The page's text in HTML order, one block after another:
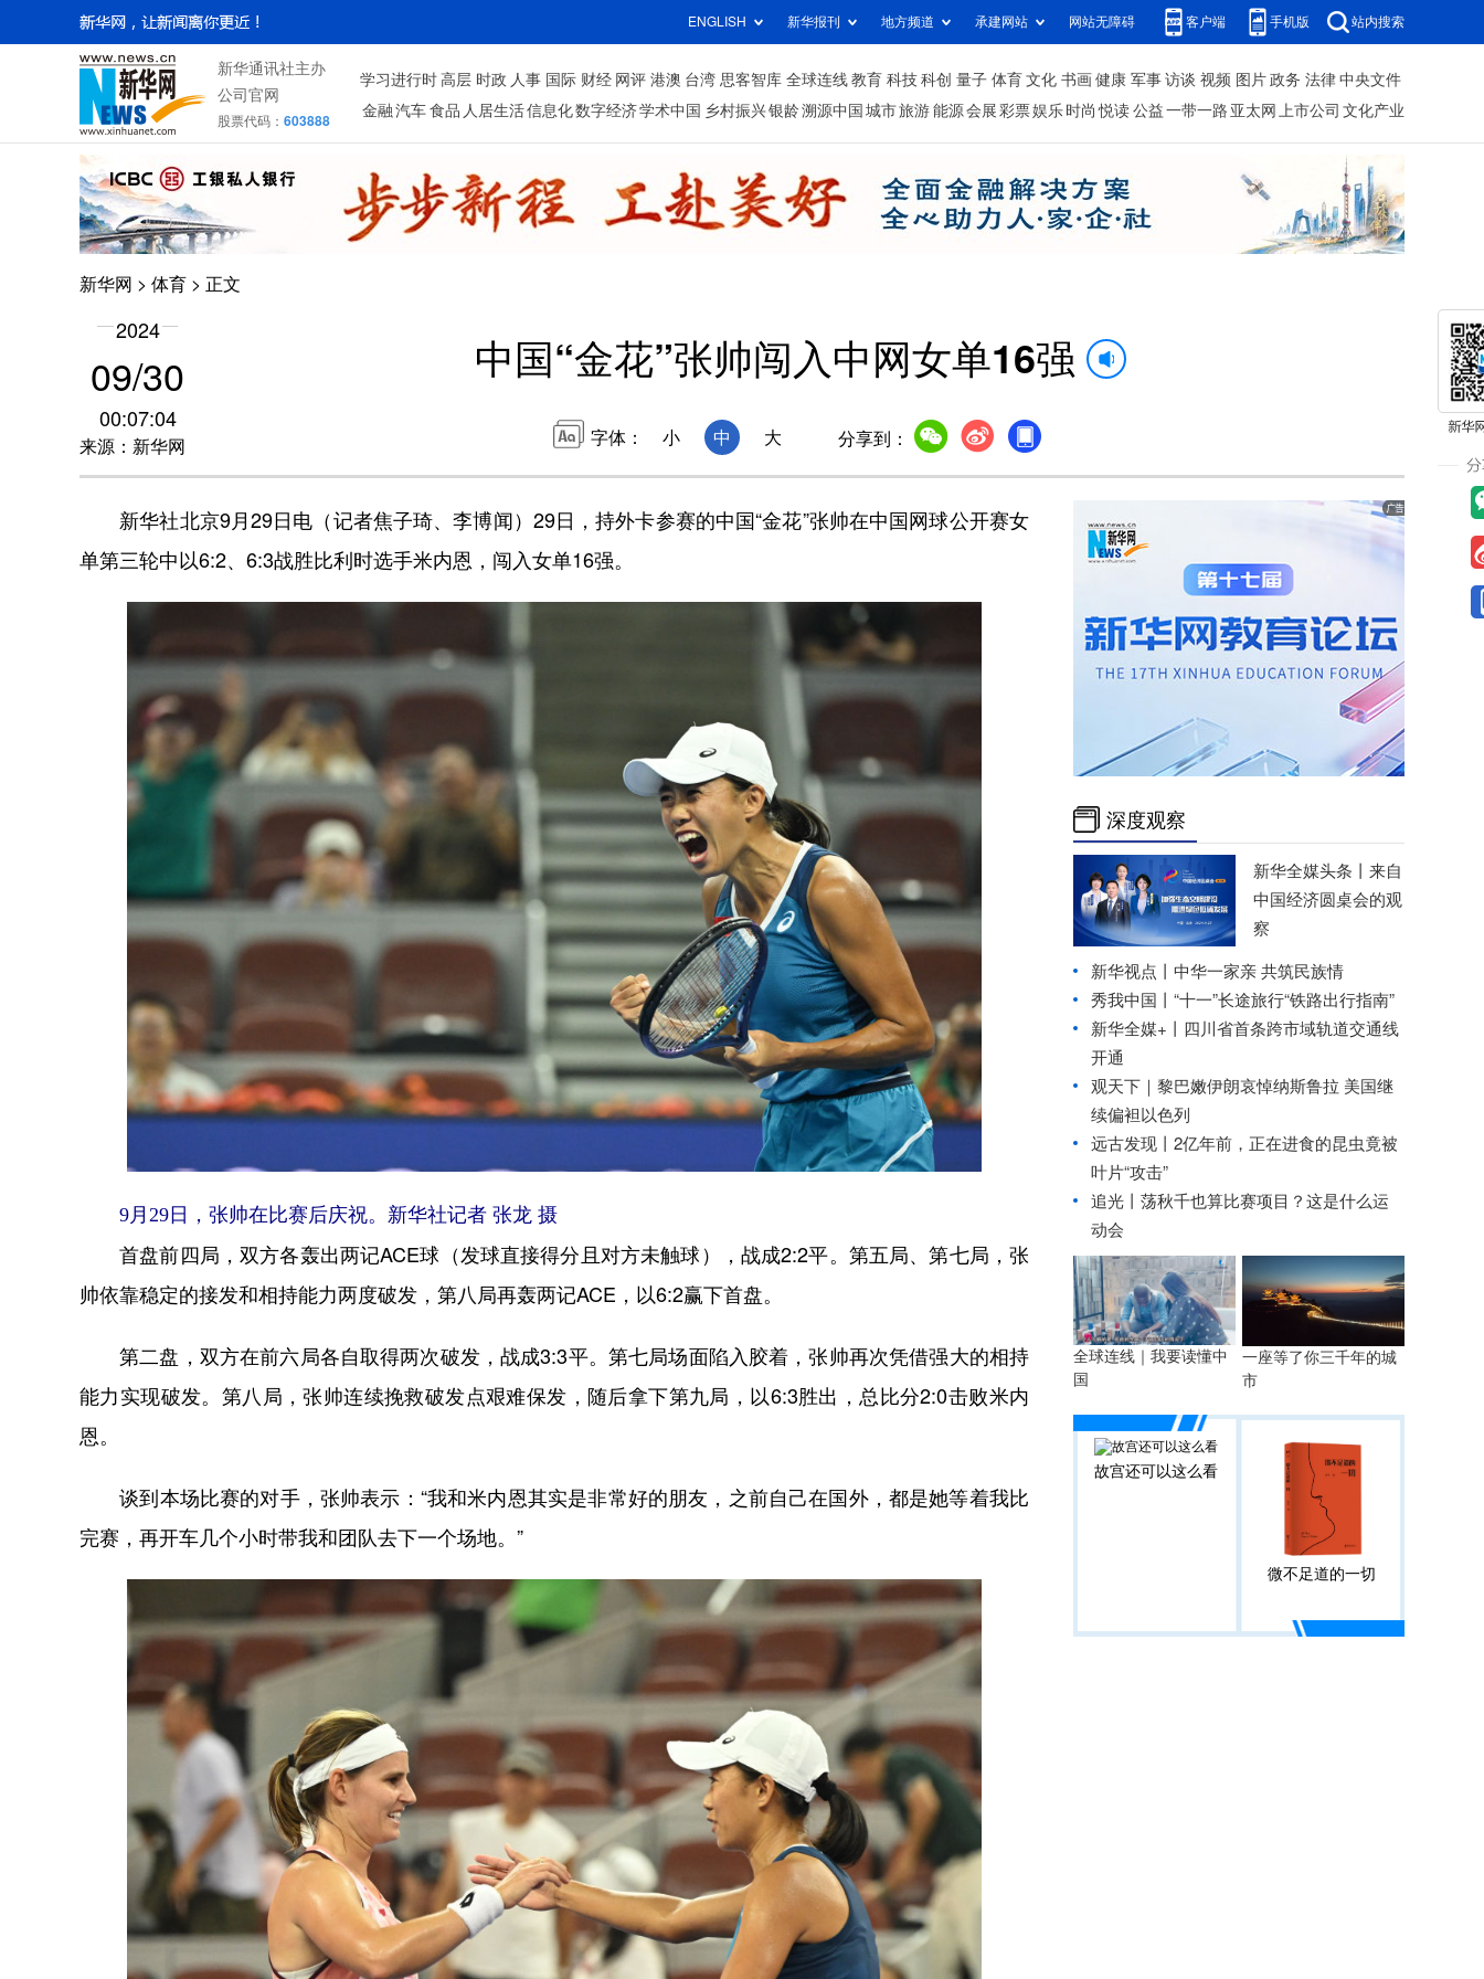
ENGLISH 新华报刊 地方频道 承建网站 网站无障碍 客户端 手机版 站内搜索
新华通讯社主办
公司官网
股票代码： 603888
学习进行时 高层 时政 人事 国际 财经 网评 港澳 台湾 思客智库 全球连线 教育 科技 科创 量子 体育 文化 书画 健康 军事 访谈 视频 图片 政务 法律 中央文件
金融 汽车 食品 人居生活信息化数字经济学术中国 乡村振兴银龄溯源中国 城市旅游 能源 会展 彩票娱乐 时尚 悦读 公益 一带一路 亚太网 上市公司 文化产业
新华网 > 体育 > 正文
2024
09/30
00:07:04
来源：新华网
中国“金花”张帅闯入中网女单16强
字体： 小 中 大 分享到：
新华社北京9月29日电（记者焦子琦、李博闻）29日，持外卡参赛的中国“金花”张帅在中国网球公开赛女
单第三轮中以6:2、6:3战胜比利时选手米内恩，闯入女单16强。
9月29日，张帅在比赛后庆祝。新华社记者 张龙 摄
首盘前四局，双方各轰出两记ACE球（发球直接得分且对方未触球），战成2:2平。第五局、第七局，张
帅依靠稳定的接发和相持能力两度破发，第八局再轰两记ACE，以6:2赢下首盘。
第二盘，双方在前六局各自取得两次破发，战成3:3平。第七局场面陷入胶着，张帅再次凭借强大的相持
能力实现破发。第八局，张帅连续挽救破发点艰难保发，随后拿下第九局，以6:3胜出，总比分2:0击败米内
恩。
谈到本场比赛的对手，张帅表示：“我和米内恩其实是非常好的朋友，之前自己在国外，都是她等着我比
完赛，再开车几个小时带我和团队去下一个场地。”
深度观察
新华全媒头条丨 来自
中国经济圆桌会的观
察
新华视点丨 中华一家亲 共筑民族情
秀我中国丨 “十一”长途旅行“铁路出行指南”
新华全媒+丨 四川省首条跨市域轨道交通线
开通
观天下｜黎巴嫩伊朗哀悼纳斯鲁拉 美国继
续偏袒以色列
远古发现丨2亿年前，正在进食的昆虫竟被
叶片“攻击”
追光丨 荡秋千也算比赛项目？这是什么运
动会
全球连线｜我要读懂中
国
一座等了你三千年的城
市
故宫还可以这么看
微不足道的一切